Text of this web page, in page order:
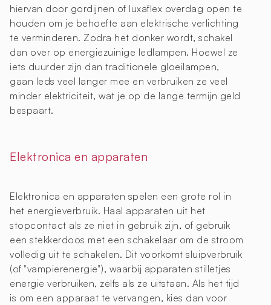
hiervan door gordijnen of luxaflex overdag open te
houden om je behoefte aan elektrische verlichting
te verminderen. Zodra het donker wordt, schakel
dan over op energiezuinige ledlampen. Hoewel ze
iets duurder zijn dan traditionele gloeilampen,
gaan leds veel langer mee en verbruiken ze veel
minder elektriciteit, wat je op de lange termijn geld
bespaart.
Elektronica en apparaten
Elektronica en apparaten spelen een grote rol in
het energieverbruik. Haal apparaten uit het
stopcontact als ze niet in gebruik zijn, of gebruik
een stekkerdoos met een schakelaar om de stroom
volledig uit te schakelen. Dit voorkomt sluipverbruik
(of "vampierenergie"), waarbij apparaten stilletjes
energie verbruiken, zelfs als ze uitstaan. Als het tijd
is om een apparaat te vervangen, kies dan voor